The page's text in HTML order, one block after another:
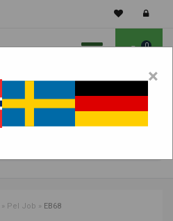
0
» Pel Job » EB68
×